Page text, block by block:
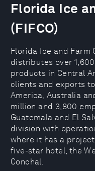
Florida Ice
(FIFCO)
Florida Ice and Farm
distributes over
products in Central
clients and exports
America, Australia
million and 3,800
Guatemala and El
division with
where it has a
five-star hotel, the
Conchal.